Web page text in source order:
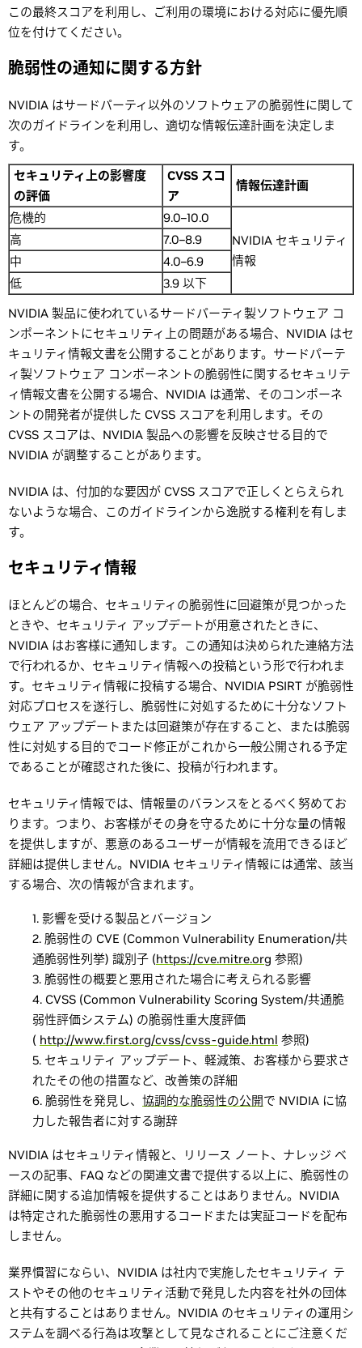
この最終スコアを利用し、ご利用の環境における対応に優先順
位を付けてください。
脆弱性の通知に関する方針
NVIDIA はサードパーティ以外のソフトウェアの脆弱性に関して
次のガイドラインを利用し、適切な情報伝達計画を決定しま
す。
セキュリティ上の影響度
の評価
CVSS スコ
ア
情報伝達計画
危機的
9.0–10.0
NVIDIA セキュリティ
情報
高
7.0–8.9
中
4.0–6.9
低
3.9 以下
NVIDIA 製品に使われているサードパーティ製ソフトウェア コ
ンポーネントにセキュリティ上の問題がある場合、NVIDIA はセ
キュリティ情報文書を公開することがあります。サードパーテ
ィ製ソフトウェア コンポーネントの脆弱性に関するセキュリテ
ィ情報文書を公開する場合、NVIDIA は通常、そのコンポーネ
ントの開発者が提供した CVSS スコアを利用します。その
CVSS スコアは、NVIDIA 製品への影響を反映させる目的で
NVIDIA が調整することがあります。
NVIDIA は、付加的な要因が CVSS スコアで正しくとらえられ
ないような場合、このガイドラインから逸脱する権利を有しま
す。
セキュリティ情報
ほとんどの場合、セキュリティの脆弱性に回避策が見つかった
ときや、セキュリティ アップデートが用意されたときに、
NVIDIA はお客様に通知します。この通知は決められた連絡方法
で行われるか、セキュリティ情報への投稿という形で行われま
す。セキュリティ情報に投稿する場合、NVIDIA PSIRT が脆弱性
対応プロセスを遂行し、脆弱性に対処するために十分なソフト
ウェア アップデートまたは回避策が存在すること、または脆弱
性に対処する目的でコード修正がこれから一般公開される予定
であることが確認された後に、投稿が行われます。
セキュリティ情報では、情報量のバランスをとるべく努めてお
ります。つまり、お客様がその身を守るために十分な量の情報
を提供しますが、悪意のあるユーザーが情報を流用できるほど
詳細は提供しません。NVIDIA セキュリティ情報には通常、該当
する場合、次の情報が含まれます。
影響を受ける製品とバージョン
脆弱性の CVE (Common Vulnerability Enumeration/共
通脆弱性列挙) 識別子 (https://cve.mitre.org 参照)
脆弱性の概要と悪用された場合に考えられる影響
CVSS (Common Vulnerability Scoring System/共通脆
弱性評価システム) の脆弱性重大度評価
( http://www.first.org/cvss/cvss-guide.html 参照)
セキュリティ アップデート、軽減策、お客様から要求さ
れたその他の措置など、改善策の詳細
脆弱性を発見し、 協調的な脆弱性の公開で NVIDIA に協
力した報告者に対する謝辞
NVIDIA はセキュリティ情報と、リリース ノート、ナレッジ ベ
ースの記事、FAQ などの関連文書で提供する以上に、脆弱性の
詳細に関する追加情報を提供することはありません。NVIDIA
は特定された脆弱性の悪用するコードまたは実証コードを配布
しません。
業界慣習にならい、NVIDIA は社内で実施したセキュリティ テ
ストやその他のセキュリティ活動で発見した内容を社外の団体
と共有することはありません。NVIDIA のセキュリティの運用シ
ステムを調べる行為は攻撃として見なされることにご注意くだ